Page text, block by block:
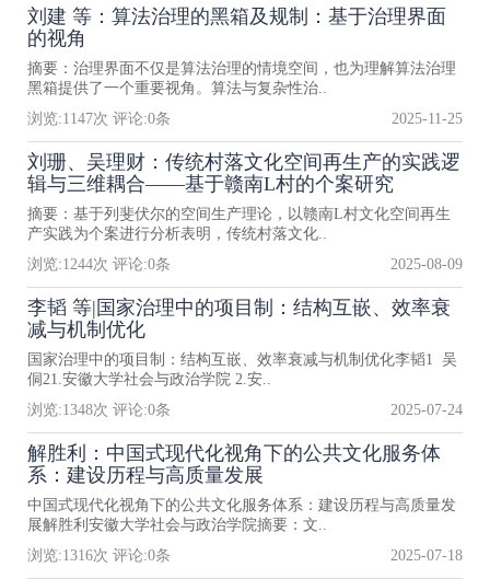
刘建 等：算法治理的黑箱及规制：基于治理界面
的视角
摘要：治理界面不仅是算法治理的情境空间，也为理解算法治理
黑箱提供了一个重要视角。算法与复杂性治..
浏览:1147次 评论:0条 2025-11-25
刘珊、吴理财：传统村落文化空间再生产的实践逻
辑与三维耦合——基于赣南L村的个案研究
摘要：基于列斐伏尔的空间生产理论，以赣南L村文化空间再生
产实践为个案进行分析表明，传统村落文化..
浏览:1244次 评论:0条 2025-08-09
李韬 等|国家治理中的项目制：结构互嵌、效率衰
减与机制优化
国家治理中的项目制：结构互嵌、效率衰减与机制优化李韬1 吴
侗21.安徽大学社会与政治学院 2.安..
浏览:1348次 评论:0条 2025-07-24
解胜利：中国式现代化视角下的公共文化服务体
系：建设历程与高质量发展
中国式现代化视角下的公共文化服务体系：建设历程与高质量发
展解胜利安徽大学社会与政治学院摘要：文..
浏览:1316次 评论:0条 2025-07-18